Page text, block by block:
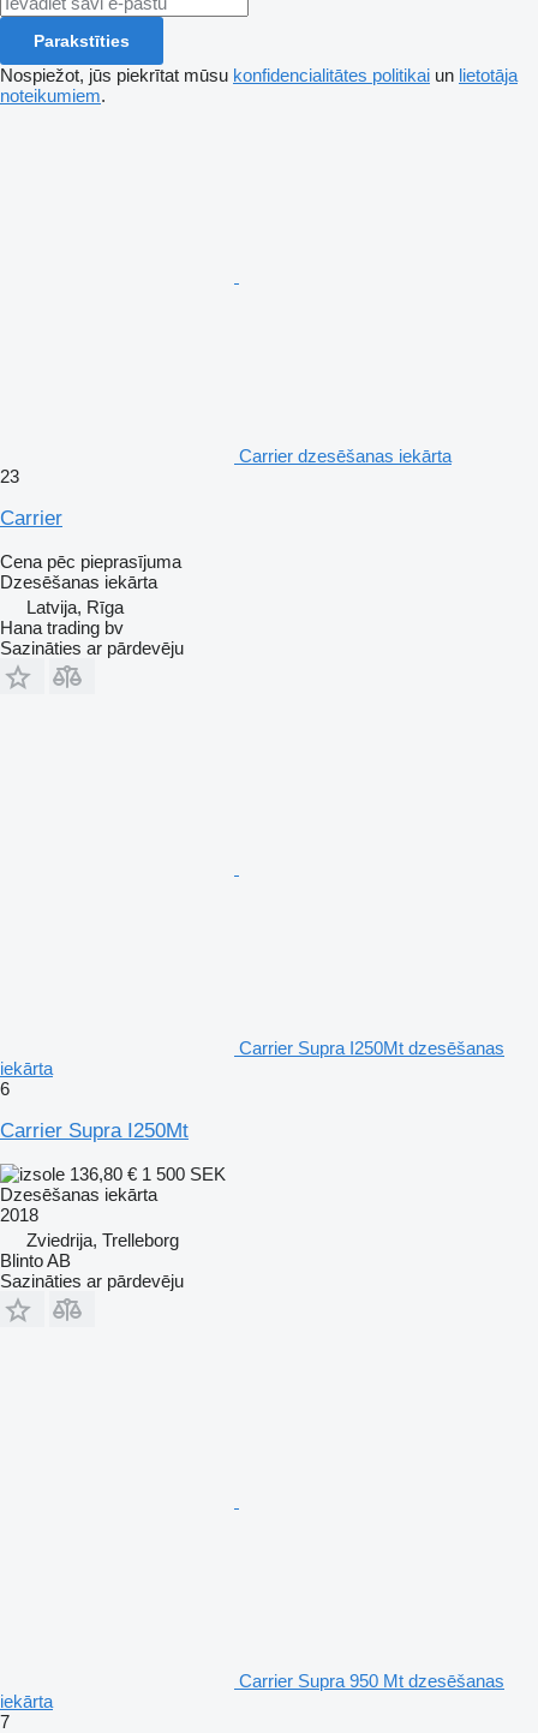
Parakstīties
Nospiežot, jūs piekrītat mūsu konfidencialitātes politikai un lietotāja
noteikumiem.
Carrier dzesēšanas iekārta
23
Carrier
Cena pēc pieprasījuma
Dzesēšanas iekārta
Latvija, Rīga
Hana trading bv
Sazināties ar pārdevēju
Carrier Supra I250Mt dzesēšanas
iekārta
6
Carrier Supra I250Mt
136,80 € 1 500 SEK
Dzesēšanas iekārta
2018
Zviedrija, Trelleborg
Blinto AB
Sazināties ar pārdevēju
Carrier Supra 950 Mt dzesēšanas
iekārta
7